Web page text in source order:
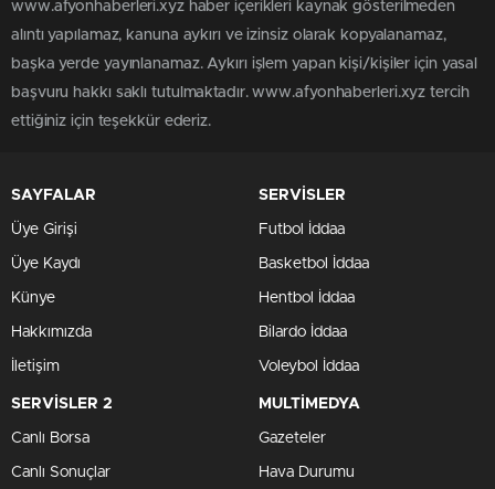
www.afyonhaberleri.xyz haber içerikleri kaynak gösterilmeden
alıntı yapılamaz, kanuna aykırı ve izinsiz olarak kopyalanamaz,
başka yerde yayınlanamaz. Aykırı işlem yapan kişi/kişiler için yasal
başvuru hakkı saklı tutulmaktadır. www.afyonhaberleri.xyz tercih
ettiğiniz için teşekkür ederiz.
SAYFALAR
Üye Girişi
Üye Kaydı
Künye
Hakkımızda
İletişim
SERVİSLER
Futbol İddaa
Basketbol İddaa
Hentbol İddaa
Bilardo İddaa
Voleybol İddaa
SERVİSLER 2
Canlı Borsa
Canlı Sonuçlar
MULTİMEDYA
Gazeteler
Hava Durumu